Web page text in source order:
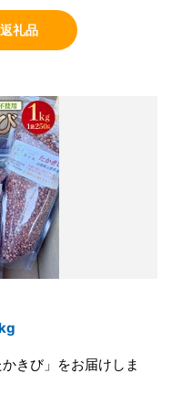
礼品
きび」をお届けしま